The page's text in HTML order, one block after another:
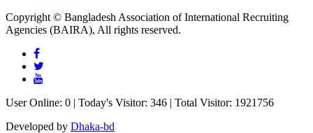
Copyright © Bangladesh Association of International Recruiting
Agencies (BAIRA), All rights reserved.
User Online: 0 | Today's Visitor: 346 | Total Visitor: 1921756
Developed by Dhaka-bd